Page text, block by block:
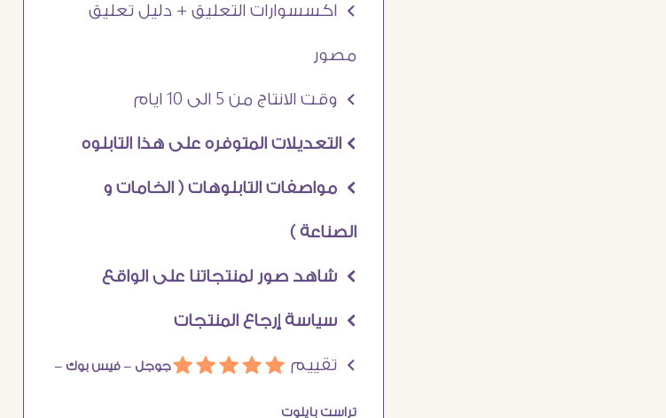
Ö اكسسوارات التعليق + دليل تعليق
مصور
Ö وقت الانتاج من 5 الى 10 ايام
Ö التعديلات المتوفره على هذا التابلوه
Ö مواصفات التابلوهات ( الخامات و
الصناعة )
Ö شاهد صور لمنتجاتنا على الواقع
Ö سياسة إرجاع المنتجات
Ö تقييم áááááجوجل – فيس بوك –
تراست بايلوت